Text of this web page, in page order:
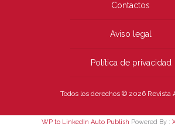
Contactos
Aviso legal
Política de privacidad
Todos los derechos © 2026 Revista
WP to LinkedIn Auto Publish Powered By :